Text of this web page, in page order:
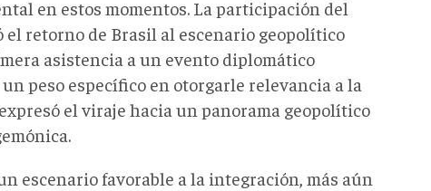
en estos momentos. La participación del
retorno de Brasil al escenario geopolítico
asistencia a un evento diplomático
peso específico en otorgarle relevancia a la
el viraje hacia un panorama geopolítico
escenario favorable a la integración, más aún